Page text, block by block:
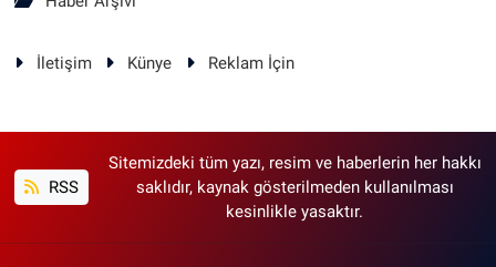
İletişim Künye Reklam İçin
RSS
Sitemizdeki tüm yazı, resim ve haberlerin her hakkı
saklıdır, kaynak gösterilmeden kullanılması
kesinlikle yasaktır.